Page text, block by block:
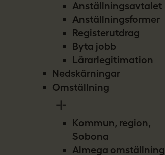
Anställningsavtalet
Anställningsformer
Registerutdrag
Byta jobb
Lärarlegitimation
Nedskärningar
Omställning
Kommun, region,
Sobona
Almega omställning